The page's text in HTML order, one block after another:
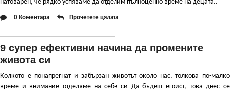
натоварен, че рядко успяваме да отделим пълноценно време на децата..
0 Коментара Прочетете цялата
9 супер ефективни начина да промените
живота си
Колкото е понапрегнат и забързан животът около нас, толкова по-малко
време и внимание отделяме на себе си Да бъдеш егоист, това днес се